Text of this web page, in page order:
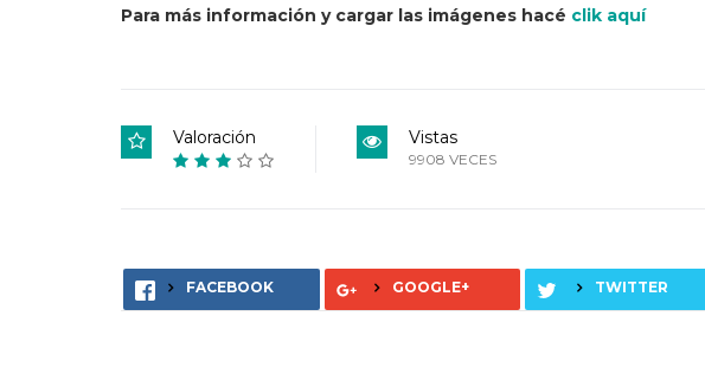
Para más información y cargar las imágenes hacé clik aquí
Valoración Vistas
9908 VECES
FACEBOOK GOOGLE+ TWITTER